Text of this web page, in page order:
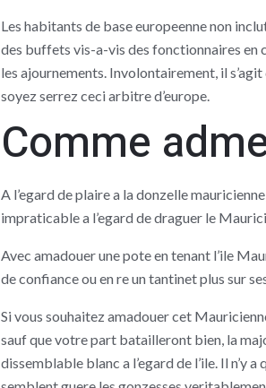
Les habitants de base europeenne non
des buffets vis-a-vis des fonctionnaires en
les ajournements. Involontairement, il
soyez serrez ceci arbitre d’europe.
Comme
A l’egard de plaire a la donzelle
impraticable a l’egard de draguer le
Avec amadouer une pote en tenant l’ile
de confiance ou en re un tantinet plus sur
Si vous souhaitez amadouer cet
sauf que votre part batailleront bien, la
dissemblable blanc a l’egard de l’ile. Il n’y